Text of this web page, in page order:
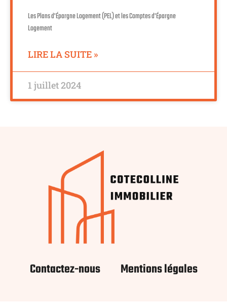
Les Plans d'Épargne Logement (PEL) et les Comptes d'Épargne
Logement
LIRE LA SUITE »
1 juillet 2024
Contactez-nous Mentions légales